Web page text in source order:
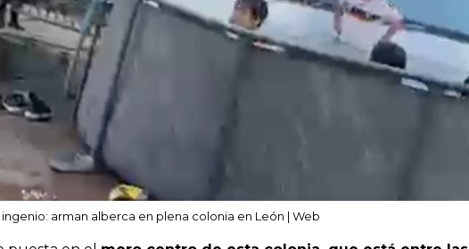
arman alberca en plena colonia en León | Web